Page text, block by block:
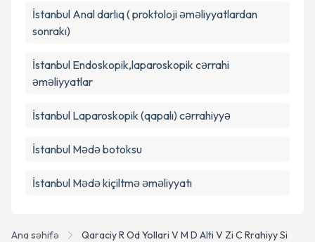
Ana səhifə
Qaraciy R Od Yollari V M D Alti V Zi C Rrahiyy Si
İstanbul Anal darlıq ( proktoloji əməliyyatlardan
sonrakı)
İstanbul Endoskopik,laparoskopik cərrahi
əməliyyatlar
İstanbul Laparoskopik (qapalı) cərrahiyyə
İstanbul Mədə botoksu
İstanbul Mədə kiçiltmə əməliyyatı